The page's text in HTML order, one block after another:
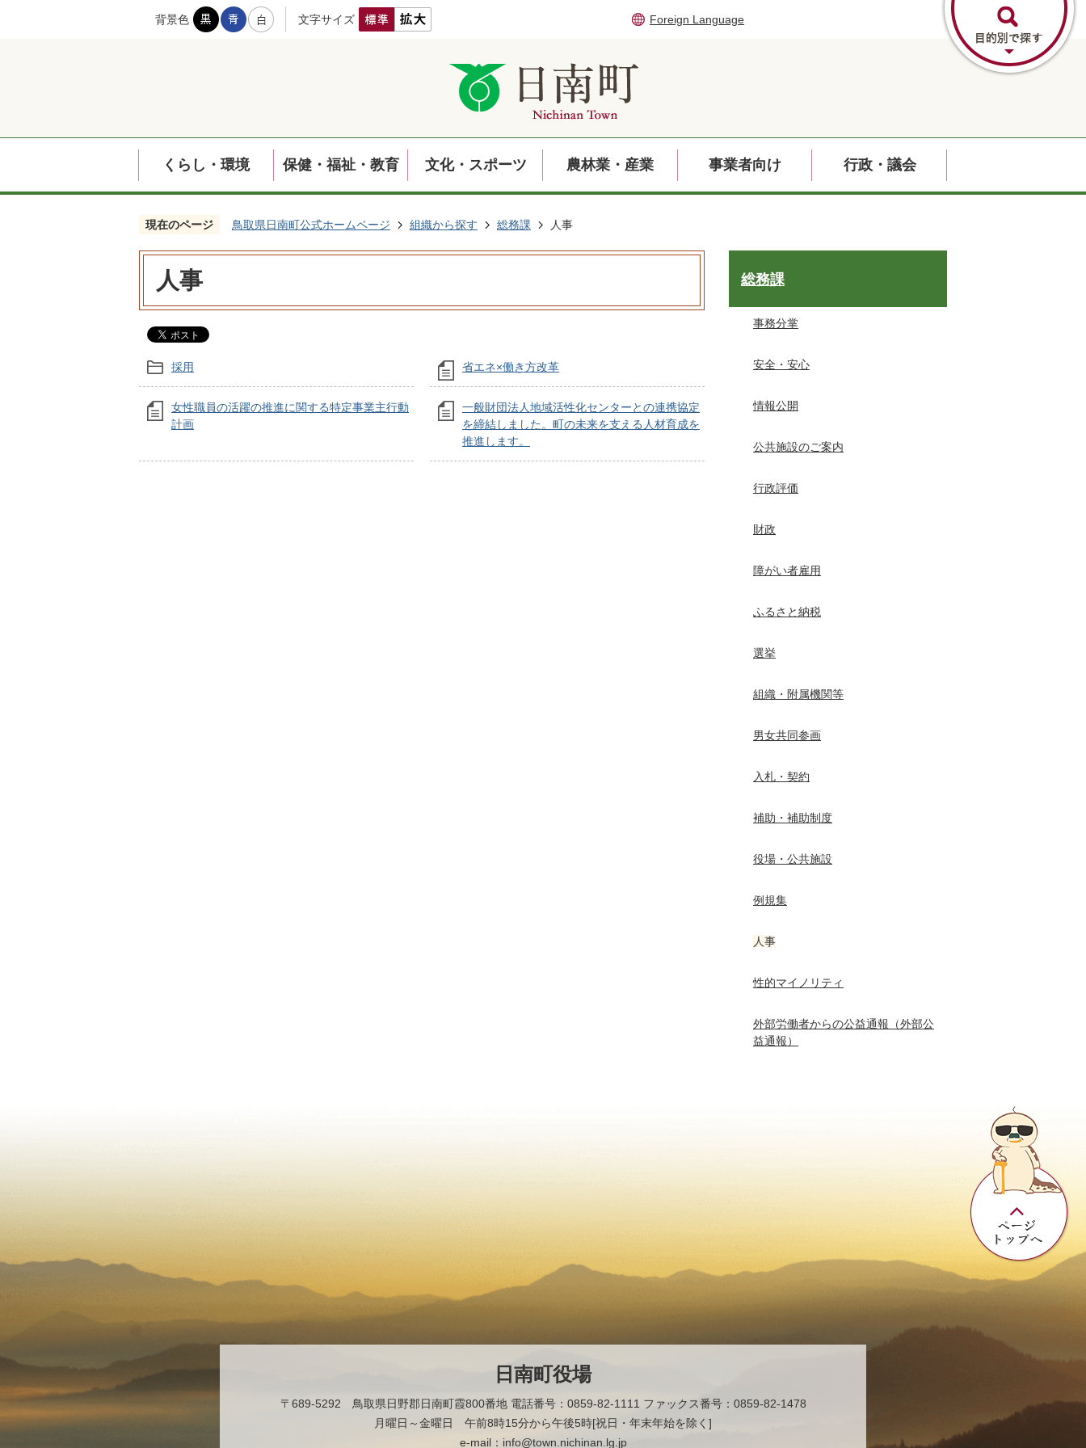
背景色 文字サイズ Foreign Language
くらし・環境 保健・福祉・教育 文化・スポーツ 農林業・産業 事業者向け 行政・議会
現在のページ 鳥取県日南町公式ホームページ 組織から探す 総務課 人事
人事
採用 省エネ×働き方改革
女性職員の活躍の推進に関する特定事業主行動
計画
一般財団法人地域活性化センターとの連携協定
を締結しました。町の未来を支える人材育成を
推進します。
総務課
事務分掌
安全・安心
情報公開
公共施設のご案内
行政評価
財政
障がい者雇用
ふるさと納税
選挙
組織・附属機関等
男女共同参画
入札・契約
補助・補助制度
役場・公共施設
例規集
人事
性的マイノリティ
外部労働者からの公益通報（外部公
益通報）
日南町役場
〒689-5292 鳥取県日野郡日南町霞800番地 電話番号：0859-82-1111 ファックス番号：0859-82-1478
月曜日～金曜日 午前8時15分から午後5時[祝日・年末年始を除く]
e-mail：info@town.nichinan.lg.jp